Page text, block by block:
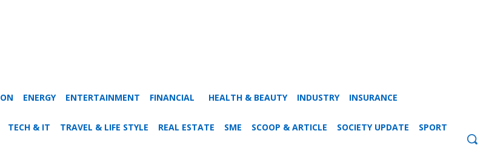
ENERGY ENTERTAINMENT FINANCIAL HEALTH & BEAUTY INDUSTRY INSURANCE
TECH & IT TRAVEL & LIFE STYLE REAL ESTATE SME SCOOP & ARTICLE SOCIETY UPDATE SPORT